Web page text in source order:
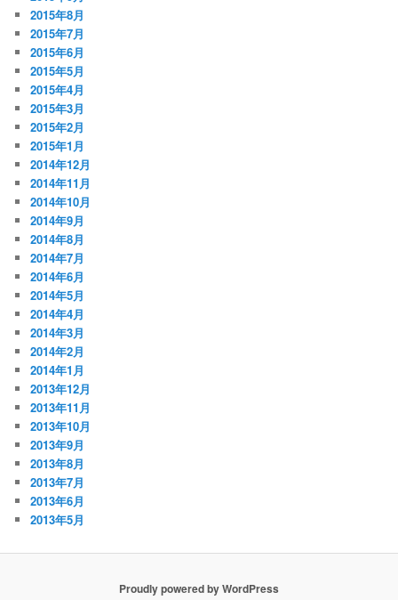
2015年8月
2015年7月
2015年6月
2015年5月
2015年4月
2015年3月
2015年2月
2015年1月
2014年12月
2014年11月
2014年10月
2014年9月
2014年8月
2014年7月
2014年6月
2014年5月
2014年4月
2014年3月
2014年2月
2014年1月
2013年12月
2013年11月
2013年10月
2013年9月
2013年8月
2013年7月
2013年6月
2013年5月
Proudly powered by WordPress